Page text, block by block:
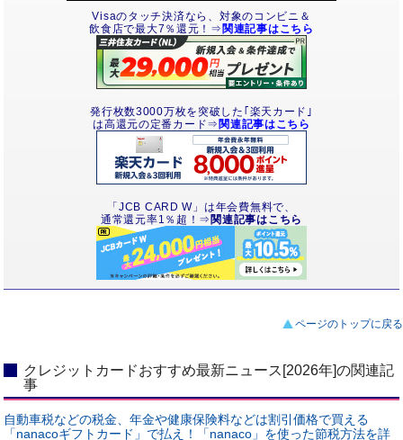
Visaのタッチ決済なら、対象のコンビニ＆
飲食店で最大7％還元！⇒ 関連記事はこちら
発行枚数3000万枚を突破した｢楽天カード｣
は高還元の定番カード⇒ 関連記事はこちら
「JCB CARD W」は年会費無料で、
通常還元率1％超！⇒ 関連記事はこちら
ページのトップに戻る
クレジットカードおすすめ最新ニュース[2026年]の関連記
事
自動車税などの税金、年金や健康保険料などは割引価格で買える
「nanacoギフトカード」で払え！「nanaco」を使った節税方法を詳